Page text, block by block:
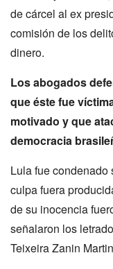
de cárcel al ex
comisión de los
dinero.
Los abogados
que éste fue
motivado y que
democracia
Lula fue condenado
culpa fuera
de su inocencia
señalaron los
Teixeira Zanin